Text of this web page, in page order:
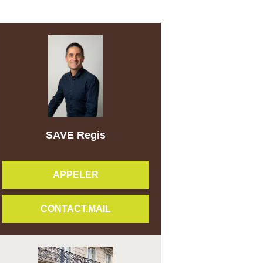
SAVE Regis
APPELER
CONTACT.MAIL